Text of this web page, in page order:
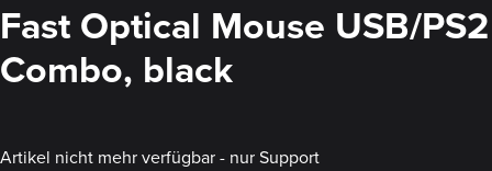
Fast Optical Mouse USB/PS2
Combo, black
Artikel nicht mehr verfügbar - nur Support